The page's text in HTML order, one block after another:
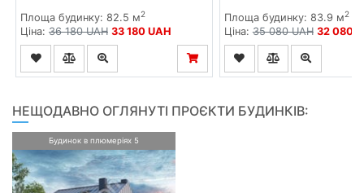
Площа будинку: 82.5 м2
Ціна: 36 180 UAH 33 180 UAH
Площа будинку: 83.9 м2
Ціна:35 080 UAH 32 080
НЕЩОДАВНО ОГЛЯНУТІ ПРОЄКТИ БУДИНКІВ:
Будинок в плюмеріях 5